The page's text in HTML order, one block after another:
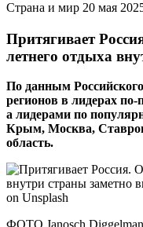
Страна и мир 20 мая
Притягивает
летнего отдыха
По данным
регионов в лидерах
а лидерами по
Крым, Москва,
область.